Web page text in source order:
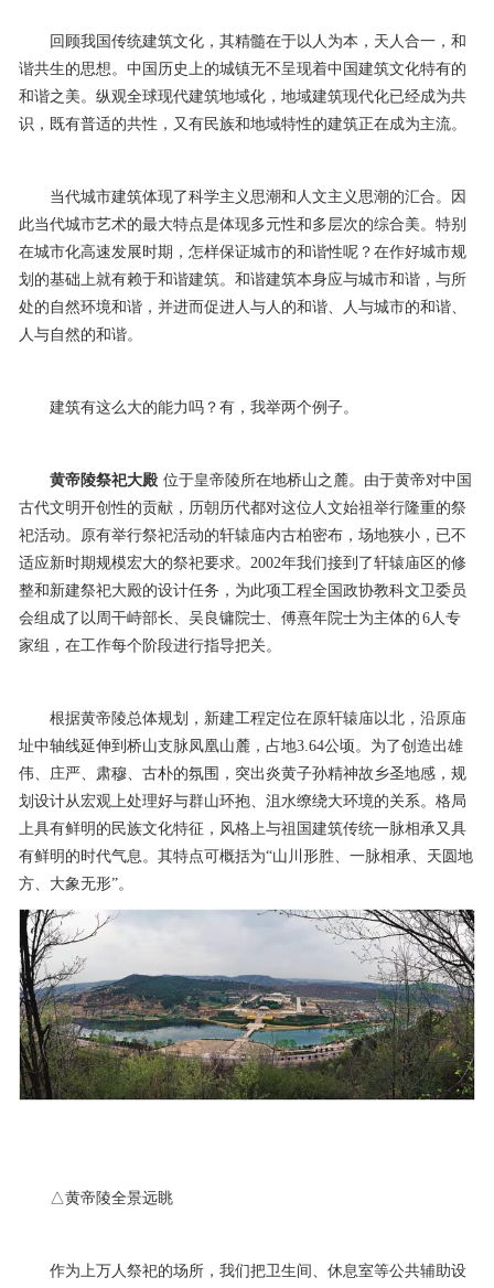
回顾我国传统建筑文化，其精髓在于以人为本，天人合一，和
谐共生的思想。中国历史上的城镇无不呈现着中国建筑文化特有的
和谐之美。纵观全球现代建筑地域化，地域建筑现代化已经成为共
识，既有普适的共性，又有民族和地域特性的建筑正在成为主流。
当代城市建筑体现了科学主义思潮和人文主义思潮的汇合。因
此当代城市艺术的最大特点是体现多元性和多层次的综合美。特别
在城市化高速发展时期，怎样保证城市的和谐性呢？在作好城市规
划的基础上就有赖于和谐建筑。和谐建筑本身应与城市和谐，与所
处的自然环境和谐，并进而促进人与人的和谐、人与城市的和谐、
人与自然的和谐。
建筑有这么大的能力吗？有，我举两个例子。
黄帝陵祭祀大殿位于皇帝陵所在地桥山之麓。由于黄帝对中国
古代文明开创性的贡献，历朝历代都对这位人文始祖举行隆重的祭
祀活动。原有举行祭祀活动的轩辕庙内古柏密布，场地狭小，已不
适应新时期规模宏大的祭祀要求。2002年我们接到了轩辕庙区的修
整和新建祭祀大殿的设计任务，为此项工程全国政协教科文卫委员
会组成了以周干峙部长、吴良镛院士、傅熹年院士为主体的 6人专
家组，在工作每个阶段进行指导把关。
根据黄帝陵总体规划，新建工程定位在原轩辕庙以北，沿原庙
址中轴线延伸到桥山支脉凤凰山麓，占地3.64公顷。为了创造出雄
伟、庄严、肃穆、古朴的氛围，突出炎黄子孙精神故乡圣地感，规
划设计从宏观上处理好与群山环抱、沮水缭绕大环境的关系。格局
上具有鲜明的民族文化特征，风格上与祖国建筑传统一脉相承又具
有鲜明的时代气息。其特点可概括为“山川形胜、一脉相承、天圆地
方、大象无形”。
△黄帝陵全景远眺
作为上万人祭祀的场所，我们把卫生间、休息室等公共辅助设